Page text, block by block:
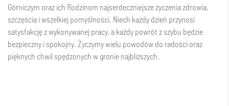
Górniczym oraz ich Rodzinom najserdeczniejsze życzenia zdrowia,
szczęścia i wszelkiej pomyślności. Niech każdy dzień przynosi
satysfakcję z wykonywanej pracy, a każdy powrót z szybu będzie
bezpieczny i spokojny. Życzymy wielu powodów do radości oraz
pięknych chwil spędzonych w gronie najbliższych.